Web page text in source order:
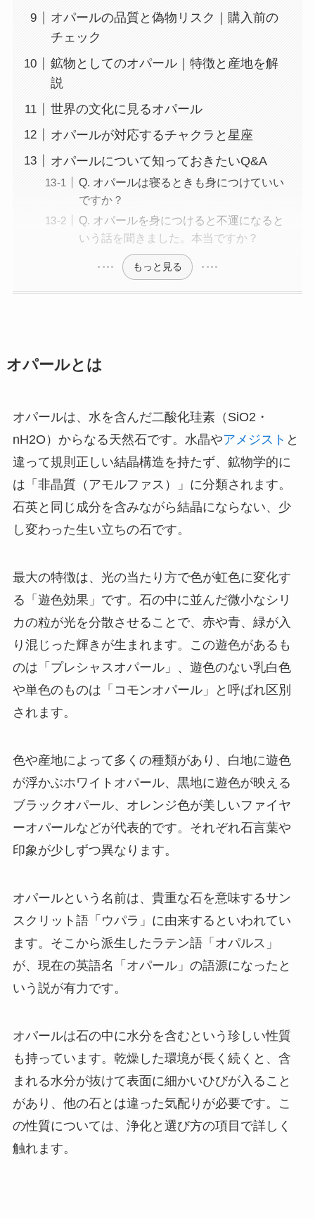
オパールの品質と偽物リスク｜購入前の
チェック
鉱物としてのオパール｜特徴と産地を解
説
世界の文化に見るオパール
オパールが対応するチャクラと星座
オパールについて知っておきたいQ&A
Q. オパールは寝るときも身につけていい
ですか？
Q. オパールを身につけると不運になると
いう話を聞きました。本当ですか？
もっと見る
オパールとは
オパールは、水を含んだ二酸化珪素（SiO2・
nH2O）からなる天然石です。水晶やアメジスト と
違って規則正しい結晶構造を持たず、鉱物学的に
は「非晶質（アモルファス）」に分類されます。
石英と同じ成分を含みながら結晶にならない、少
し変わった生い立ちの石です。
最大の特徴は、光の当たり方で色が虹色に変化す
る「遊色効果」です。石の中に並んだ微小なシリ
カの粒が光を分散させることで、赤や青、緑が入
り混じった輝きが生まれます。この遊色があるも
のは「プレシャスオパール」、遊色のない乳白色
や単色のものは「コモンオパール」と呼ばれ区別
されます。
色や産地によって多くの種類があり、白地に遊色
が浮かぶホワイトオパール、黒地に遊色が映える
ブラックオパール、オレンジ色が美しいファイヤ
ーオパールなどが代表的です。それぞれ石言葉や
印象が少しずつ異なります。
オパールという名前は、貴重な石を意味するサン
スクリット語「ウパラ」に由来するといわれてい
ます。そこから派生したラテン語「オパルス」
が、現在の英語名「オパール」の語源になったと
いう説が有力です。
オパールは石の中に水分を含むという珍しい性質
も持っています。乾燥した環境が長く続くと、含
まれる水分が抜けて表面に細かいひびが入ること
があり、他の石とは違った気配りが必要です。こ
の性質については、浄化と選び方の項目で詳しく
触れます。